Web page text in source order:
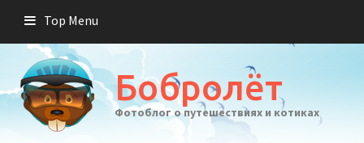
content
Top Menu
Бобролёт
Фотоблог о путешествиях и котиках